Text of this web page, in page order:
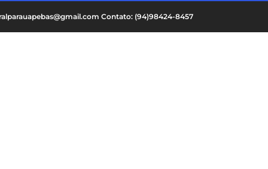
Contato: (94)98424-8457